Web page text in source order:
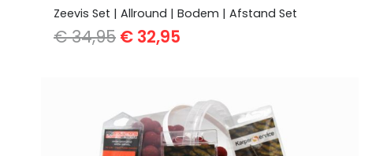
Zeevis Set | Allround | Bodem | Afstand Set
€34,95 Oorspronkelijke
€ 34,95.
€ 32,95
€ 32,95.